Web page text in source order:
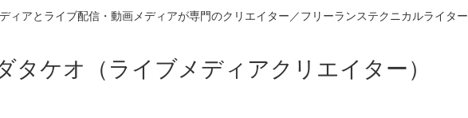
ィアとライブ配信・動画メディアが専門のクリエイター／フリーランステクニカルライター
タケオ（ライブメディアクリエイター）